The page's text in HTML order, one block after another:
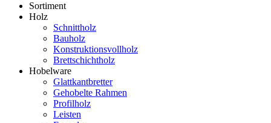
Sortiment
Holz
Schnittholz
Bauholz
Konstruktionsvollholz
Brettschichtholz
Hobelware
Glattkantbretter
Gehobelte Rahmen
Profilholz
Leisten